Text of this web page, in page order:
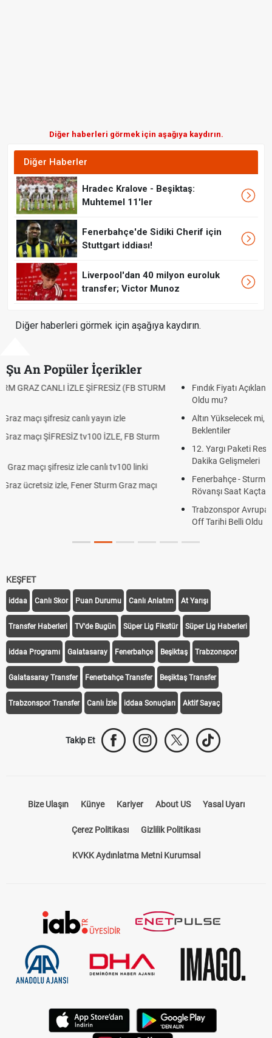
Diğer haberleri görmek için aşağıya kaydırın.
Diğer Haberler
Hradec Kralove - Beşiktaş:
Muhtemel 11'ler
Fenerbahçe'de Sidiki Cherif için
Stuttgart iddiası!
Liverpool'dan 40 milyon euroluk
transfer; Victor Munoz
Diğer haberleri görmek için aşağıya kaydırın.
Şu An Popüler İçerikler
Fındık Fiyatı Açıklandı mı? 2026 TMO Fındık Alım Fiyatları Belli
Altın Yükselecek mi, Yükselir mi? Altın Fiyatları İçin Son
Beklentiler
12. Yargı Paketi Resmî Gazete'de Yayımlandı mı? 2026 Son
Fenerbahçe - Sturm Graz Maçı Ne Zaman? Şampiyonlar Ligi
Rövanşı Saat Kaçta, Hangi Kanalda?
Trabzonspor Avrupa Maçı Ne Zaman? UEFA Avrupa Ligi Play-
KEŞFET
iddaa Canlı Skor Puan Durumu Canlı Anlatım At Yarışı
Transfer Haberleri TV'de Bugün Süper Lig Fikstür Süper Lig Haberleri
iddaa Programı Galatasaray Fenerbahçe Beşiktaş Trabzonspor
Galatasaray Transfer Fenerbahçe Transfer Beşiktaş Transfer
Trabzonspor Transfer Canlı İzle iddaa Sonuçları Aktif Sayaç
Takip Et
Bize Ulaşın Künye Kariyer About US Yasal Uyarı
Çerez Politikası Gizlilik Politikası
KVKK Aydınlatma Metni Kurumsal